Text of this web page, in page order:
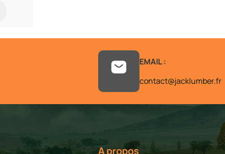
EMAIL :
contact@jacklumber.fr
A propos